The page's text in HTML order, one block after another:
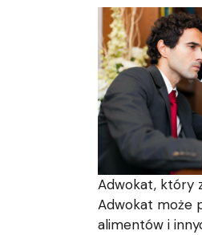
Adwokat, który
Adwokat może
alimentów i